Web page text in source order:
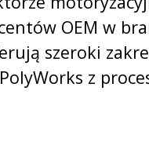
OEM w
szeroki
PolyWorks z